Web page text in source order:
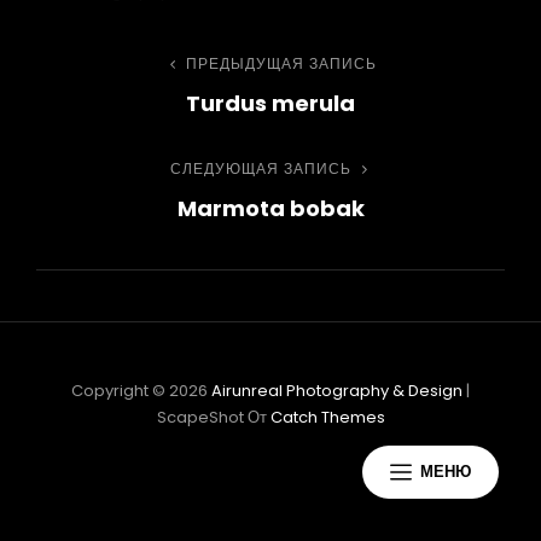
МЕНЮ
Навигация
записям
Предыдущая
запись
ПРЕДЫДУЩАЯ ЗАПИСЬ
Turdus merula
Следующая
запись
СЛЕДУЮЩАЯ ЗАПИСЬ
Marmota bobak
Copyright © 2026 Airunreal Photography & Design |
ScapeShot ОтCatch Themes